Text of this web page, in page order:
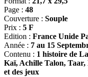
Page : 48
Couverture : Souple
Prix : 5 F
Edition : France Unide
Année : 7 au 15
Contenu : 1 histoire de
Kaï, Achille Talon, Taar,
et des jeux